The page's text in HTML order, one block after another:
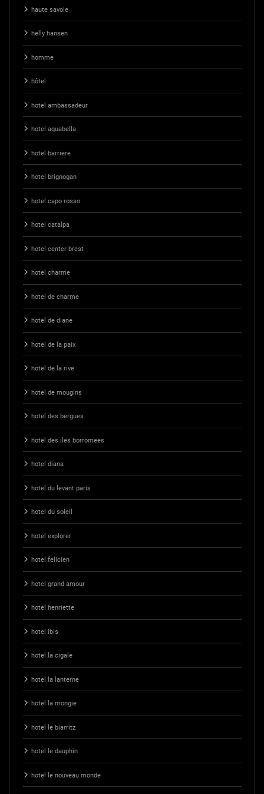
haute savoie
helly hansen
homme
hôtel
hotel ambassadeur
hotel aquabella
hotel barriere
hotel brignogan
hotel capo rosso
hotel catalpa
hotel center brest
hotel charme
hotel de charme
hotel de diane
hotel de la paix
hotel de la rive
hotel de mougins
hotel des bergues
hotel des iles borromees
hotel diana
hotel du levant paris
hotel du soleil
hotel explorer
hotel felicien
hotel grand amour
hotel henriette
hotel ibis
hotel la cigale
hotel la lanterne
hotel la mongie
hotel le biarritz
hotel le dauphin
hotel le nouveau monde